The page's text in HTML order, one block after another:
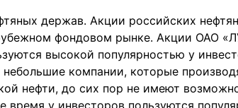
держав. Акции российских
фондовом рынке. Акции ОАО
высокой популярностью у
компании, которые
нефти, до сих пор не имеют
у инвесторов пользуются